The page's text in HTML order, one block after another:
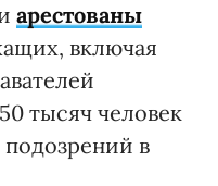
арестованы
включая
тысяч человек
в